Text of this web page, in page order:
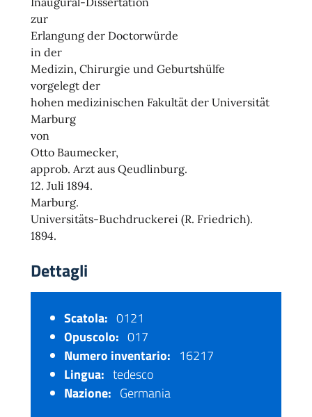
zur
Erlangung der Doctorwürde
in der
Medizin, Chirurgie und Geburtshülfe
vorgelegt der
hohen medizinischen Fakultät der Universität
Marburg
von
Otto Baumecker,
approb. Arzt aus Qeudlinburg.
12. Juli 1894.
Marburg.
Universitäts-Buchdruckerei (R. Friedrich).
1894.
Dettagli
Scatola: 0121
Opuscolo: 017
Numero inventario: 16217
Lingua: tedesco
Nazione: Germania